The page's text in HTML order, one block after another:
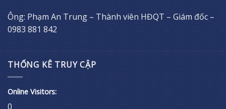
Ông: Phạm An Trung – Thành viên HĐQT – Giám đốc –
0983 881 842
THỐNG KÊ TRUY CẬP
Online Visitors:
0